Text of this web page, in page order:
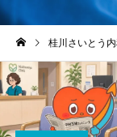
桂川さいとう